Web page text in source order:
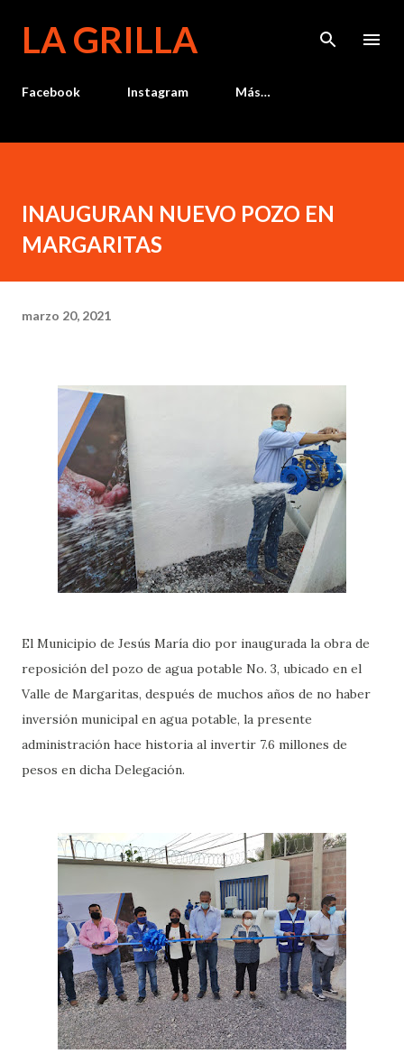
LA GRILLA
Facebook Instagram Más…
INAUGURAN NUEVO POZO EN
MARGARITAS
marzo 20, 2021
El Municipio de Jesús María dio por inaugurada la obra de
reposición del pozo de agua potable No. 3, ubicado en el
Valle de Margaritas, después de muchos años de no haber
inversión municipal en agua potable, la presente
administración hace historia al invertir 7.6 millones de
pesos en dicha Delegación.